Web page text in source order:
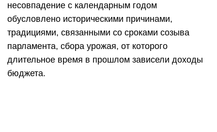
несовпадение с календарным годом
обусловлено историческими причинами,
традициями, связанными со сроками созыва
парламента, сбора урожая, от которого
длительное время в прошлом зависели доходы
бюджета.